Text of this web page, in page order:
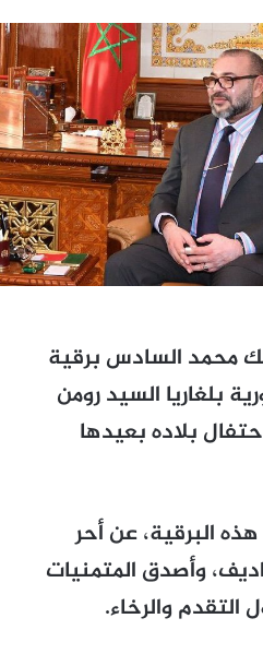
محمد السادس برقية
بلغاريا السيد رومن
بلاده بعيدها
البرقية، عن أحر
وأصدق المتمنيات
والرخاء.